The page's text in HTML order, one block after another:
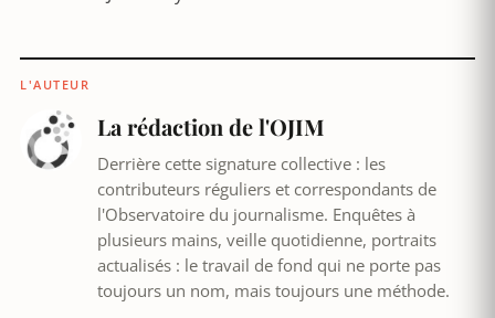
L'AUTEUR
La rédaction de l'OJIM
Derrière cette signature collective : les
contributeurs réguliers et correspondants de
l'Observatoire du journalisme. Enquêtes à
plusieurs mains, veille quotidienne, portraits
actualisés : le travail de fond qui ne porte pas
toujours un nom, mais toujours une méthode.